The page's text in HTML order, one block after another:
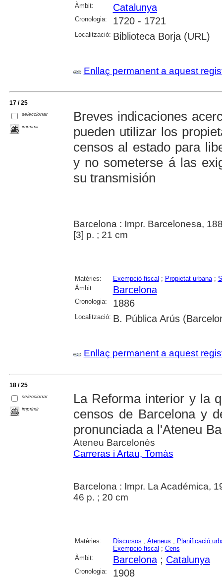
Àmbit: Catalunya
Cronologia: 1720 - 1721
Localització: Biblioteca Borja (URL)
Enllaç permanent a aquest
17 / 25
seleccionar
imprimir
Breves indicaciones
pueden utilizar los
censos al estado para
y no someterse á las
su transmisión
Barcelona : Impr. Barcelonesa,
[3] p. ; 21 cm
Matèries: Exempció fiscal ; Propietat urbana;
Àmbit:
Barcelona
Cronologia: 1886
Localització: B. Pública Arús
Enllaç permanent a aquest
18 / 25
seleccionar
imprimir
La Reforma interior y la
censos de Barcelona y
pronunciada a l'Ateneu
Ateneu Barcelonès
Carreras i Artau, Tomàs
Barcelona : Impr. La Académica,
46 p. ; 20 cm
Matèries: Discursos ; Ateneus ; Planificació
Exempció fiscal ; Cens
Àmbit:
Barcelona; Catalunya
Cronologia: 1908